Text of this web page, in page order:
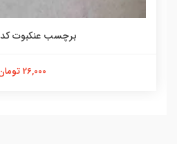
برچسب عنکبوت کد 6907121
26,000 تومان